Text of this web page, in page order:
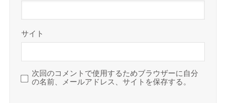
サイト
次回のコメントで使用するためブラウザーに自分
の名前、メールアドレス、サイトを保存する。